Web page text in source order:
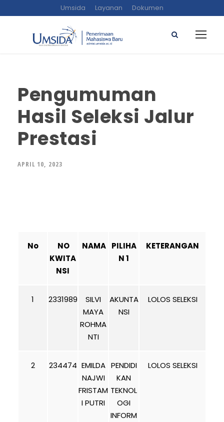
Umsida Layanan Dokumen
Pengumuman
Hasil Seleksi Jalur
Prestasi
APRIL 10, 2023
No
NO
KWITA
NSI
NAMA PILIHA
N 1
KETERANGAN
1 2331989
SILVI
MAYA
ROHMA
NTI
AKUNTA
NSI
LOLOS SELEKSI
2 234474 EMILDA
NAJWI
FRISTAM
I PUTRI
PENDIDI
KAN
TEKNOL
OGI
INFORM
LOLOS SELEKSI